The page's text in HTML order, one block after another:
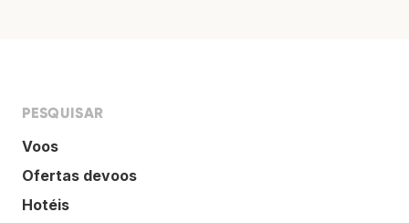
PESQUISAR
Voos
Ofertas devoos
Hotéis